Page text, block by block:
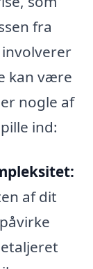
fra
kan være
nogle af
ind:
af dit